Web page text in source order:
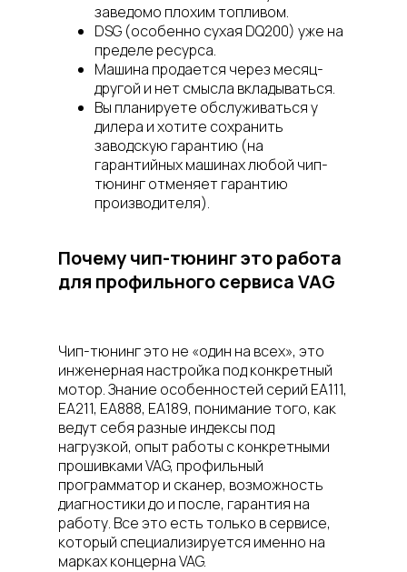
заведомо плохим топливом.
DSG (особенно сухая DQ200) уже на
пределе ресурса.
Машина продается через месяц-
другой и нет смысла вкладываться.
Вы планируете обслуживаться у
дилера и хотите сохранить
заводскую гарантию (на
гарантийных машинах любой чип-
тюнинг отменяет гарантию
производителя).
Почему чип-тюнинг это работа
для профильного сервиса VAG
Чип-тюнинг это не «один на всех», это
инженерная настройка под конкретный
мотор. Знание особенностей серий EA111,
EA211, EA888, EA189, понимание того, как
ведут себя разные индексы под
нагрузкой, опыт работы с конкретными
прошивками VAG, профильный
программатор и сканер, возможность
диагностики до и после, гарантия на
работу. Все это есть только в сервисе,
который специализируется именно на
марках концерна VAG.